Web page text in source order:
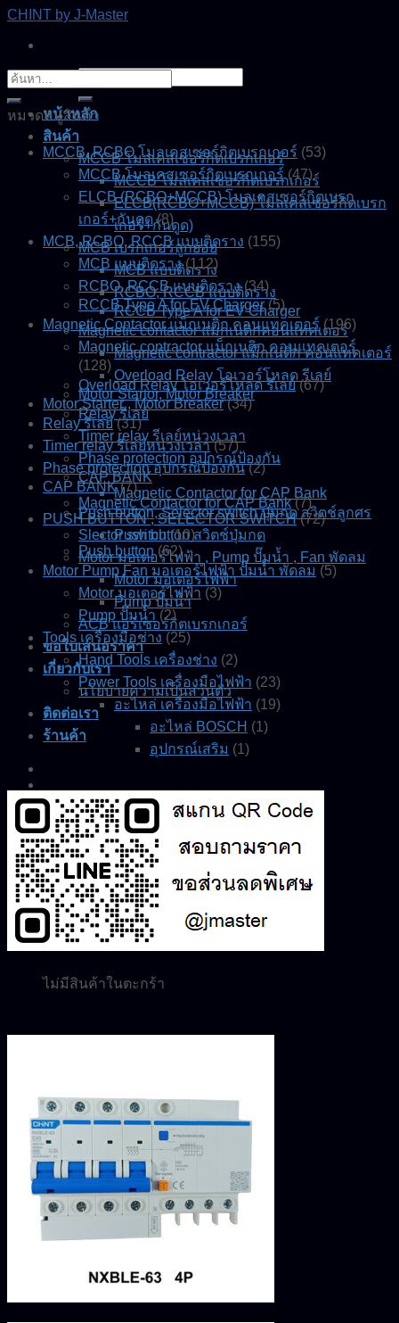
Skip
content
CHINT by J-Master
หน้าหลัก
สินค้า
MCCB โมลเคสเซอร์กิตเบรกเกอร์
MCCB โมลเคสเซอร์กิตเบรกเกอร์
ELCB(RCBO+MCCB) โมลเคสเซอร์กิตเบรก
เกอร์+กันดูด)
MCB เบรกเกอร์ลูกย่อย
MCB แบบติดราง
RCBO, RCCB แบบติดราง
RCCB Type A for EV Charger
Magnetic contactor แมกเนติกคอนแทคเตอร์
Magnetic contractor แม็กเนติก คอนแทคเตอร์
Overload Relay โอเวอร์โหลด รีเลย์
Motor Startor, Motor Breaker
Relay รีเลย์
Timer relay รีเลย์หน่วงเวลา
Phase protection อุปกรณ์ป้องกัน
CAP BANK
Magnetic Contactor for CAP Bank
Push button, Selector switch ปุ่มกด สวิตช์ลูกศร
Push button สวิตช์ปุ่มกด
Motor มอเตอร์ไฟฟ้า , Pump ปั๊มน้ำ , Fan พัดลม
Motor มอเตอร์ไฟฟ้า
Pump ปั๊มน้ำ
ACB แอร์เซอร์กิตเบรกเกอร์
ขอใบเสนอราคา
เกี่ยวกับเรา
นโยบายความเป็นส่วนตัว
ติดต่อเรา
ร้านค้า
0.00 ฿ 0
ไม่มีสินค้าในตะกร้า
ค้นหา:
0
ตะกร้าสินค้า
ไม่มีสินค้าในตะกร้า
ค้นหา:
หมวดหมู่สินค้า
MCCB, RCBO โมลเคสเซอร์กิตเบรกเกอร์ (53)
MCCB โมลเคสเซอร์กิตเบรกเกอร์ (47)
ELCB (RCBO+MCCB) โมลเคสเซอร์กิตเบรก
เกอร์+กันดูด (8)
MCB, RCBO, RCCB แบบติดราง (155)
MCB แบบติดราง (112)
RCBO, RCCB แบบติดราง (34)
RCCB Type A for EV Charger (5)
Magnetic Contactor แม็กเนติก คอนแทคเตอร์ (196)
Magnetic contractor แม็กเนติก คอนแทคเตอร์
(128)
Overload Relay โอเวอร์โหลด รีเลย์ (67)
Motor Starter , Motor Breaker (34)
Relay รีเลย์ (31)
Timer relay รีเลย์หน่วงเวลา (57)
Phase protection อุปกรณ์ป้องกัน (2)
CAP BANK (7)
Magnetic Contactor for CAP Bank (7)
PUSH BUTTON , SELECTOR SWITCH (72)
Slector switch (10)
Push button (62)
Motor Pump Fan มอเตอร์ไฟฟ้า ปั๊มน้ำ พัดลม (5)
Motor มอเตอร์ไฟฟ้า (3)
Pump ปั๊มน้ำ (2)
Tools เครื่องมือช่าง (25)
Hand Tools เครื่องช่าง (2)
Power Tools เครื่องมือไฟฟ้า (23)
อะไหล่ เครื่องมือไฟฟ้า (19)
อะไหล่ BOSCH (1)
อุปกรณ์เสริม (1)